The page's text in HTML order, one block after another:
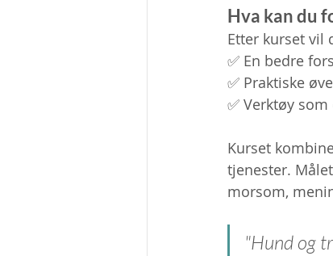
Hva kan du
Etter kurset vil
✅ En bedre
✅ Praktiske
✅ Verktøy
Kurset
tjenester.
morsom,
"Hund og